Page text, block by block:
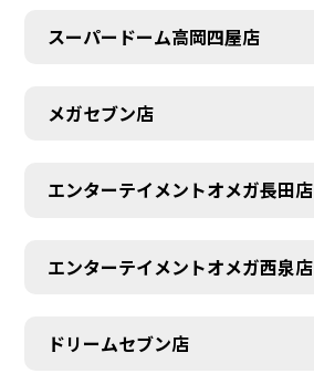
スーパードーム高岡四屋店
メガセブン店
エンターテイメントオメガ長田店
エンターテイメントオメガ西泉店
ドリームセブン店